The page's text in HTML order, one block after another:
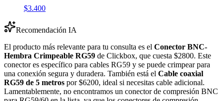
$3.400
Recomendación IA
El producto más relevante para tu consulta es el Conector BNC-
Hembra Crimpeable RG59 de Clickbox, que cuesta $2800. Este
conector es específico para cables RG59 y se puede crimpear para
una conexión segura y duradera. También está el Cable coaxial
RG59 de 5 metros por $6200, ideal si necesitas cable adicional.
Lamentablemente, no encontramos un conector de compresión BNC